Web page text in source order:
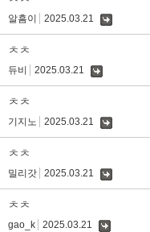
알흠이 2025.03.21
ㅊㅊ
듀비 2025.03.21
ㅊㅊ
기지노 2025.03.21
ㅊㅊ
밀리갓 2025.03.21
ㅊㅊ
gao_k 2025.03.21